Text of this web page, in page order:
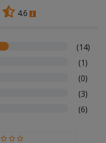
4.6
(14)
(1)
(0)
(3)
(6)